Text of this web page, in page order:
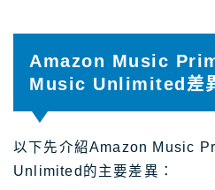
Amazon Music
Music Unlimited差
以下先介紹Amazon Music
Unlimited的主要差異：